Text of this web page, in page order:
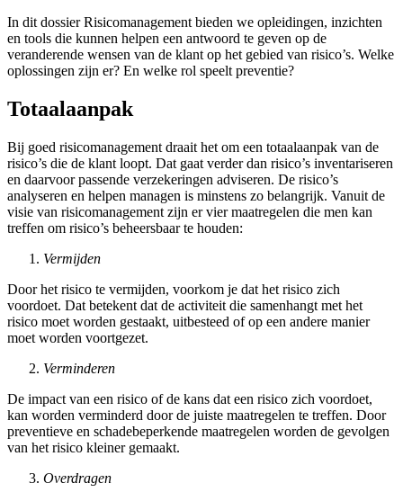
In dit dossier Risicomanagement bieden we opleidingen, inzichten
en tools die kunnen helpen een antwoord te geven op de
veranderende wensen van de klant op het gebied van risico’s. Welke
oplossingen zijn er? En welke rol speelt preventie?
Totaalaanpak
Bij goed risicomanagement draait het om een totaalaanpak van de
risico’s die de klant loopt. Dat gaat verder dan risico’s inventariseren
en daarvoor passende verzekeringen adviseren. De risico’s
analyseren en helpen managen is minstens zo belangrijk. Vanuit de
visie van risicomanagement zijn er vier maatregelen die men kan
treffen om risico’s beheersbaar te houden:
Vermijden
Door het risico te vermijden, voorkom je dat het risico zich
voordoet. Dat betekent dat de activiteit die samenhangt met het
risico moet worden gestaakt, uitbesteed of op een andere manier
moet worden voortgezet.
Verminderen
De impact van een risico of de kans dat een risico zich voordoet,
kan worden verminderd door de juiste maatregelen te treffen. Door
preventieve en schadebeperkende maatregelen worden de gevolgen
van het risico kleiner gemaakt.
Overdragen